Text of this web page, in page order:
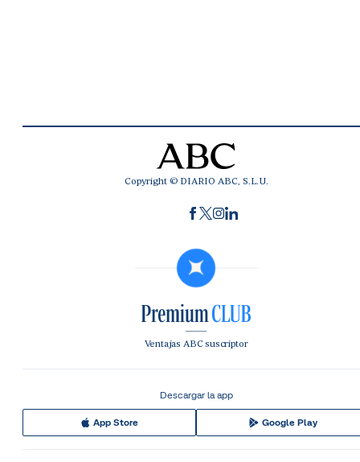
Copyright © DIARIO ABC, S.L.U.
Ventajas ABC suscriptor
Descargar la app
App Store Google Play